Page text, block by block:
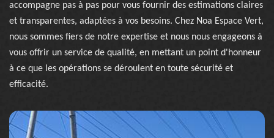
accompagne pas à pas pour vous fournir des estimations claires
et transparentes, adaptées à vos besoins. Chez Noa Espace Vert,
nous sommes fiers de notre expertise et nous nous engageons à
vous offrir un service de qualité, en mettant un point d'honneur
à ce que les opérations se déroulent en toute sécurité et
efficacité.